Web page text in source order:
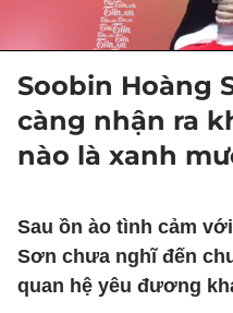
Soobin Hoàng
càng nhận ra
nào là xanh
Sau ồn ào tình cảm
Sơn chưa nghĩ đến
quan hệ yêu đương